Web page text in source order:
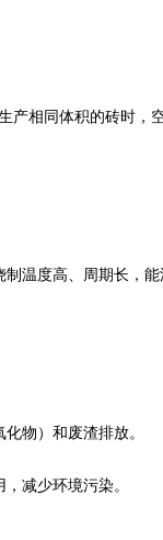
同体积的砖时，
温度高、周期长，能
物）和废渣排放。
减少环境污染。